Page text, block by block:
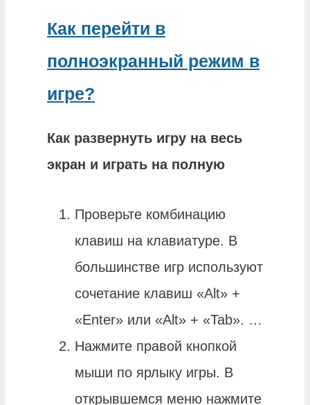
Как перейти в
полноэкранный режим в
игре?
Как развернуть игру на весь
экран и играть на полную
Проверьте комбинацию
клавиш на клавиатуре. В
большинстве игр используют
сочетание клавиш «Alt» +
«Enter» или «Alt» + «Tab». …
Нажмите правой кнопкой
мыши по ярлыку игры. В
открывшемся меню нажмите